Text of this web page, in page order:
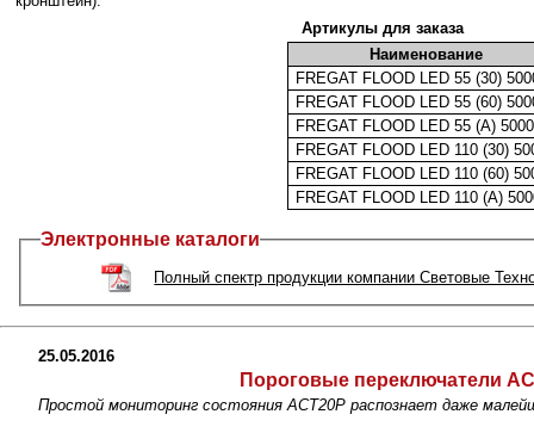
Артикулы для заказа
Наименование
FREGAT FLOOD LED 55 (30)
FREGAT FLOOD LED 55 (60)
FREGAT FLOOD LED 55 (A)
FREGAT FLOOD LED 110 (30)
FREGAT FLOOD LED 110 (60)
FREGAT FLOOD LED 110 (A)
Электронные каталоги
Полный спектр продукции компании Световые
25.05.2016
Пороговые переключатели
Простой мониторинг состояния ACT20P распознает даже